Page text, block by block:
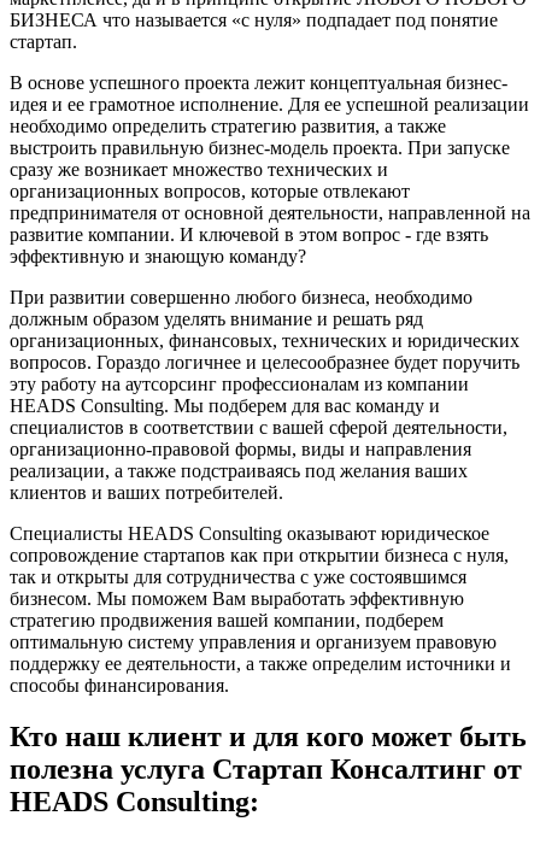
БИЗНЕСА что называется «с нуля» подпадает под понятие
стартап.
В основе успешного проекта лежит концептуальная бизнес-
идея и ее грамотное исполнение. Для ее успешной реализации
необходимо определить стратегию развития, а также
выстроить правильную бизнес-модель проекта. При запуске
сразу же возникает множество технических и
организационных вопросов, которые отвлекают
предпринимателя от основной деятельности, направленной на
развитие компании. И ключевой в этом вопрос - где взять
эффективную и знающую команду?
При развитии совершенно любого бизнеса, необходимо
должным образом уделять внимание и решать ряд
организационных, финансовых, технических и юридических
вопросов. Гораздо логичнее и целесообразнее будет поручить
эту работу на аутсорсинг профессионалам из компании
HEADS Consulting. Мы подберем для вас команду и
специалистов в соответствии с вашей сферой деятельности,
организационно-правовой формы, виды и направления
реализации, а также подстраиваясь под желания ваших
клиентов и ваших потребителей.
Специалисты HEADS Consulting оказывают юридическое
сопровождение стартапов как при открытии бизнеса с нуля,
так и открыты для сотрудничества с уже состоявшимся
бизнесом. Мы поможем Вам выработать эффективную
стратегию продвижения вашей компании, подберем
оптимальную систему управления и организуем правовую
поддержку ее деятельности, а также определим источники и
способы финансирования.
Кто наш клиент и для кого может быть
полезна услуга Стартап Консалтинг от
HEADS Consulting: